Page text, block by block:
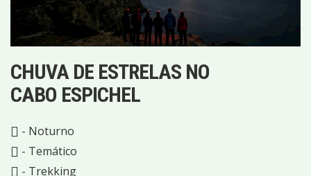
CHUVA DE ESTRELAS NO
CABO ESPICHEL
- Noturno
- Temático
- Trekking